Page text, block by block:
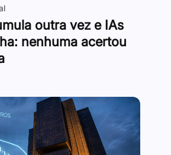
outra vez e IAs
nenhuma acertou